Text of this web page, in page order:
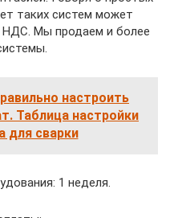
таких систем может
НДС. Мы продаем и более
настроить
Таблица настройки
для сварки
1 неделя.